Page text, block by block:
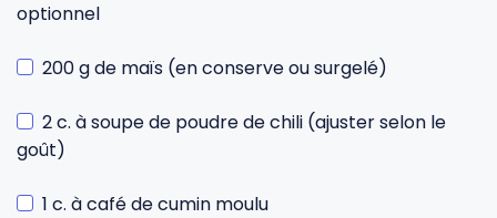
optionnel
200 g de maïs (en conserve ou surgelé)
2 c. à soupe de poudre de chili (ajuster selon le
goût)
1 c. à café de cumin moulu